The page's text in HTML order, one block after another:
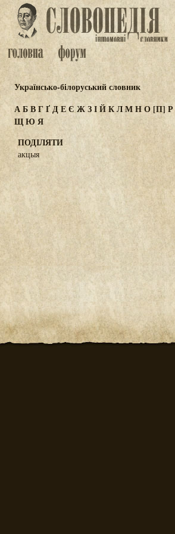
Українсько-білоруський словник
АБВГҐДЕЄ ЖЗІЙКЛМНО[П] Р
ЩЮ Я
ПОДІЛЯТИ
акцыя